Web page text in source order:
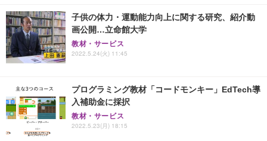
子供の体力・運動能力向上に関する研究、紹介動
画公開…立命館大学
教材・サービス
2022.5.24(火) 11:45
プログラミング教材「コードモンキー」EdTech導
入補助金に採択
教材・サービス
2022.5.23(月) 18:15